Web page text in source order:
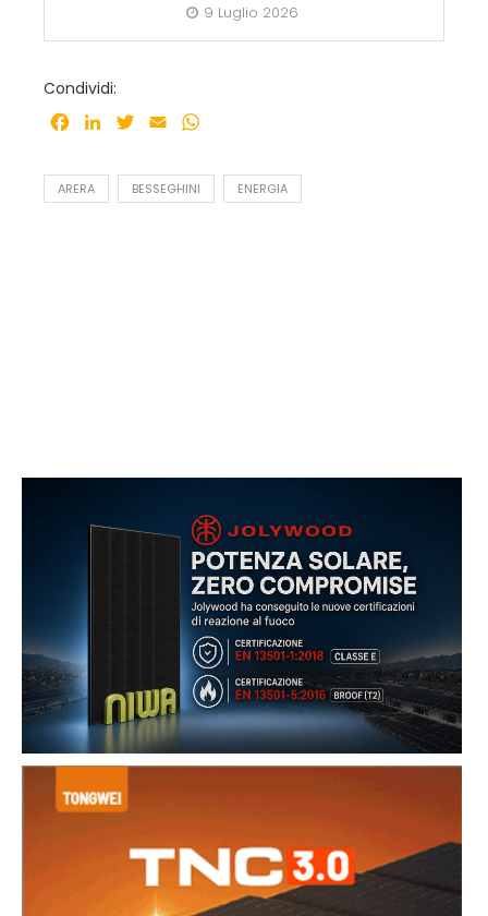
9 Luglio 2026
Condividi:
Facebook
LinkedInTwitter
Email
ARERA BESSEGHINI ENERGIA